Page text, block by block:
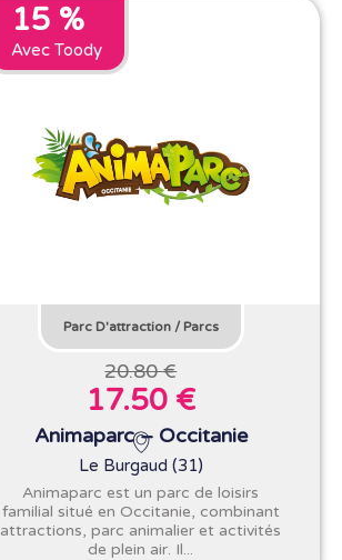
15 %
Avec Toody
Parc D'attraction/ Parcs
20.80 €
17.50 €
Animaparc – Occitanie
Le Burgaud (31)
Animaparc est un parc de loisirs
familial situé en Occitanie, combinant
attractions, parc animalier et activités
de plein air. Il...